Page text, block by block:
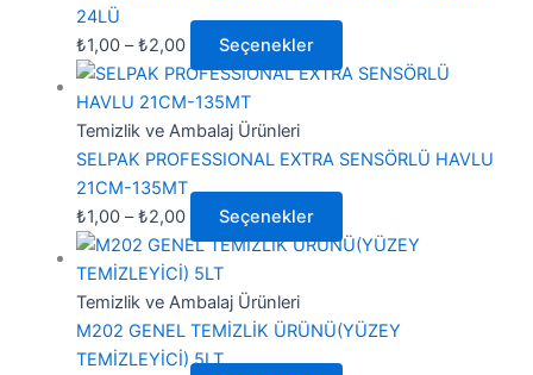
24LÜ
₺1,00 –₺2,00 Seçenekler
Temizlik ve Ambalaj Ürünleri
SELPAK PROFESSIONAL EXTRA SENSÖRLÜ HAVLU
21CM-135MT
₺1,00 –₺2,00 Seçenekler
Temizlik ve Ambalaj Ürünleri
M202 GENEL TEMİZLİK ÜRÜNÜ(YÜZEY
TEMİZLEYİCİ) 5LT